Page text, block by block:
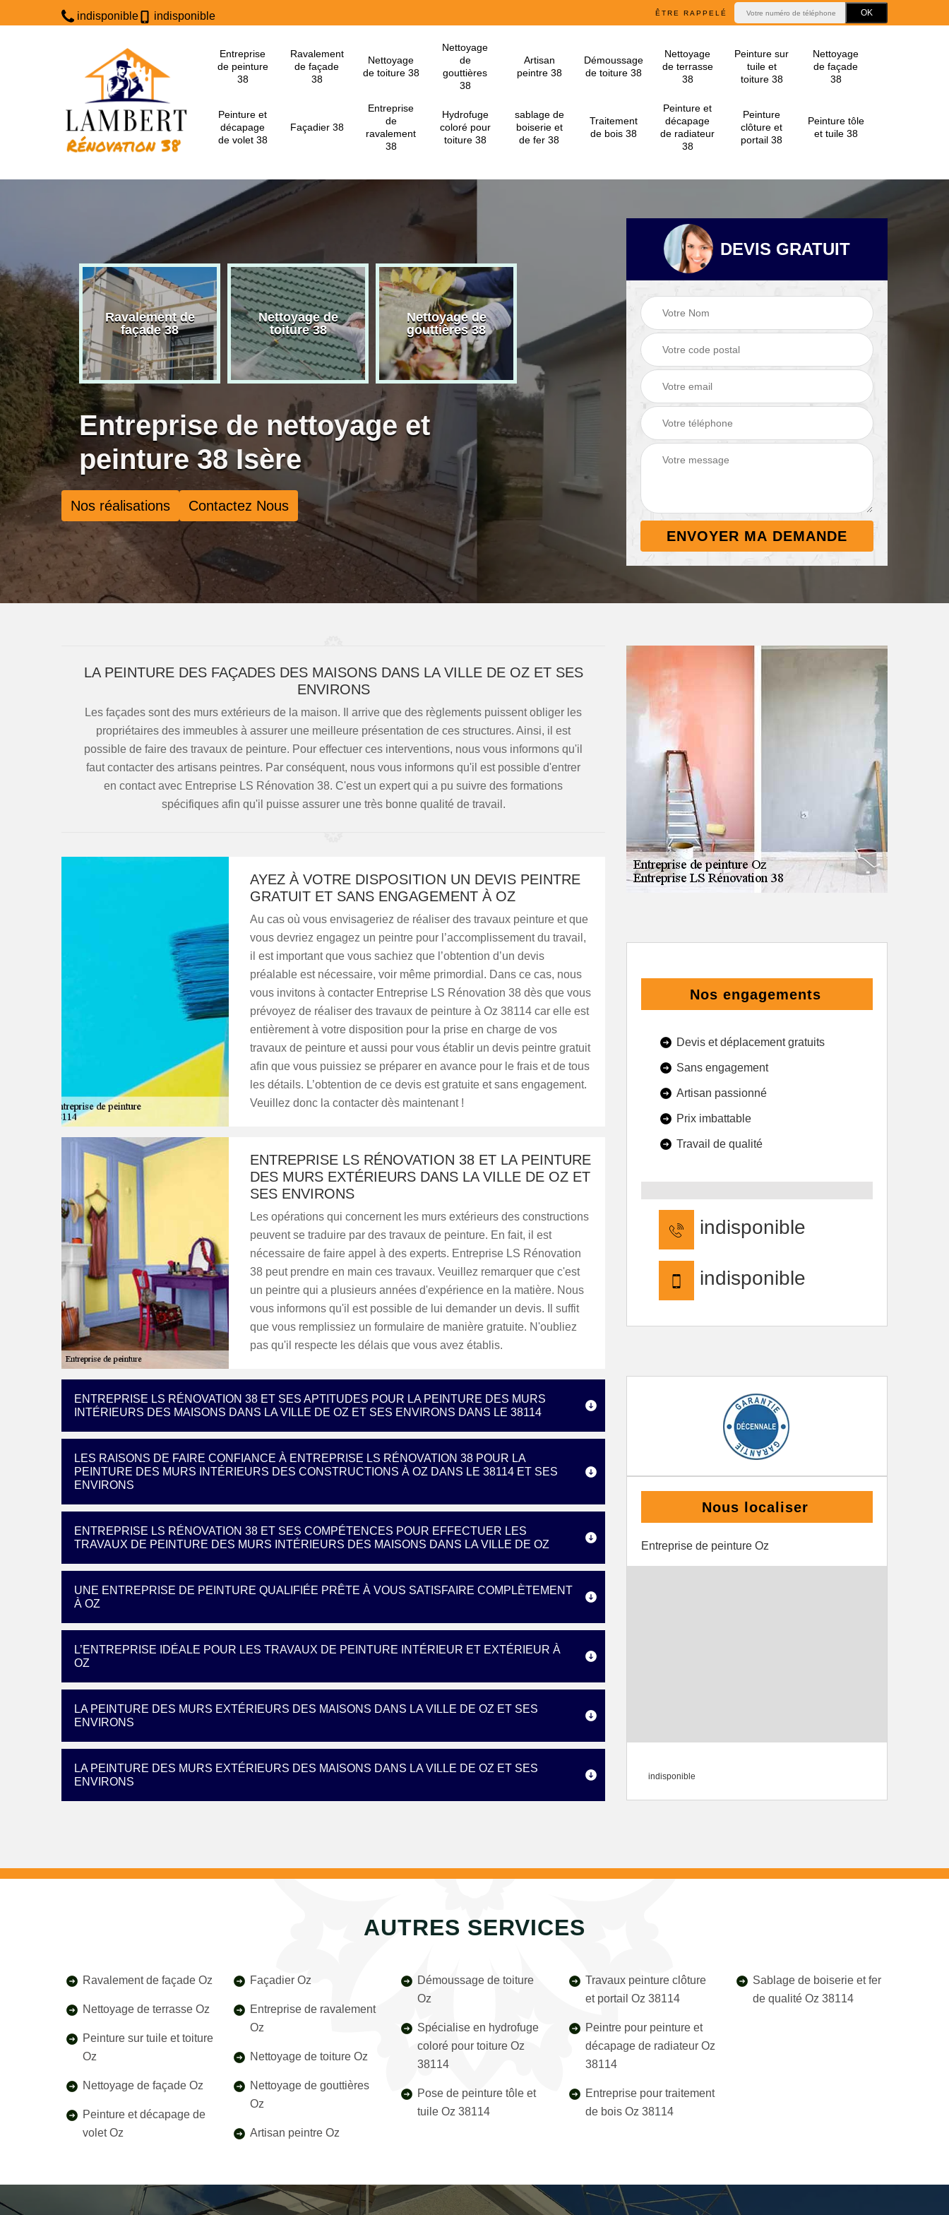
indisponible indisponible ÊTRE RAPPELÉ
Entreprise
de peinture
38
Ravalement
de façade
38
Nettoyage
de toiture 38
Nettoyage
de
gouttières
38
Artisan
peintre 38
Démoussage
de toiture 38
Nettoyage
de terrasse
38
Peinture sur
tuile et
toiture 38
Nettoyage
de façade
38
Peinture et
décapage
de volet 38
Façadier 38
Entreprise
de
ravalement
38
Hydrofuge
coloré pour
toiture 38
sablage de
boiserie et
de fer 38
Traitement
de bois 38
Peinture et
décapage
de radiateur
38
Peinture
clôture et
portail 38
Peinture tôle
et tuile 38
de
38
Ravalement de
façade 38
Nettoyage de
toiture 38
Nettoyage de
gouttières 38
Artisan peintre 38
Démoussage de
toiture 38
Nettoyage de
terrasse 38
Entreprise de nettoyage et
peinture 38 Isère
Nos réalisations Contactez Nous
DEVIS GRATUIT
LA PEINTURE DES FAÇADES DES MAISONS DANS LA VILLE DE OZ ET SES
ENVIRONS
Les façades sont des murs extérieurs de la maison. Il arrive que des règlements puissent obliger les
propriétaires des immeubles à assurer une meilleure présentation de ces structures. Ainsi, il est
possible de faire des travaux de peinture. Pour effectuer ces interventions, nous vous informons qu'il
faut contacter des artisans peintres. Par conséquent, nous vous informons qu'il est possible d'entrer
en contact avec Entreprise LS Rénovation 38. C'est un expert qui a pu suivre des formations
spécifiques afin qu'il puisse assurer une très bonne qualité de travail.
AYEZ À VOTRE DISPOSITION UN DEVIS PEINTRE
GRATUIT ET SANS ENGAGEMENT À OZ
Au cas où vous envisageriez de réaliser des travaux peinture et que
vous devriez engagez un peintre pour l’accomplissement du travail,
il est important que vous sachiez que l’obtention d’un devis
préalable est nécessaire, voir même primordial. Dans ce cas, nous
vous invitons à contacter Entreprise LS Rénovation 38 dès que vous
prévoyez de réaliser des travaux de peinture à Oz 38114 car elle est
entièrement à votre disposition pour la prise en charge de vos
travaux de peinture et aussi pour vous établir un devis peintre gratuit
afin que vous puissiez se préparer en avance pour le frais et de tous
les détails. L’obtention de ce devis est gratuite et sans engagement.
Veuillez donc la contacter dès maintenant !
ENTREPRISE LS RÉNOVATION 38 ET LA PEINTURE
DES MURS EXTÉRIEURS DANS LA VILLE DE OZ ET
SES ENVIRONS
Les opérations qui concernent les murs extérieurs des constructions
peuvent se traduire par des travaux de peinture. En fait, il est
nécessaire de faire appel à des experts. Entreprise LS Rénovation
38 peut prendre en main ces travaux. Veuillez remarquer que c'est
un peintre qui a plusieurs années d'expérience en la matière. Nous
vous informons qu'il est possible de lui demander un devis. Il suffit
que vous remplissiez un formulaire de manière gratuite. N'oubliez
pas qu'il respecte les délais que vous avez établis.
ENTREPRISE LS RÉNOVATION 38 ET SES APTITUDES POUR LA PEINTURE DES MURS
INTÉRIEURS DES MAISONS DANS LA VILLE DE OZ ET SES ENVIRONS DANS LE 38114
LES RAISONS DE FAIRE CONFIANCE À ENTREPRISE LS RÉNOVATION 38 POUR LA
PEINTURE DES MURS INTÉRIEURS DES CONSTRUCTIONS À OZ DANS LE 38114 ET SES
ENVIRONS
ENTREPRISE LS RÉNOVATION 38 ET SES COMPÉTENCES POUR EFFECTUER LES
TRAVAUX DE PEINTURE DES MURS INTÉRIEURS DES MAISONS DANS LA VILLE DE OZ
UNE ENTREPRISE DE PEINTURE QUALIFIÉE PRÊTE À VOUS SATISFAIRE COMPLÈTEMENT
À OZ
L’ENTREPRISE IDÉALE POUR LES TRAVAUX DE PEINTURE INTÉRIEUR ET EXTÉRIEUR À
OZ
LA PEINTURE DES MURS EXTÉRIEURS DES MAISONS DANS LA VILLE DE OZ ET SES
ENVIRONS
LA PEINTURE DES MURS EXTÉRIEURS DES MAISONS DANS LA VILLE DE OZ ET SES
ENVIRONS
Nos engagements
Devis et déplacement gratuits
Sans engagement
Artisan passionné
Prix imbattable
Travail de qualité
indisponible
indisponible
Nous localiser
Entreprise de peinture Oz
indisponible
AUTRES SERVICES
Ravalement de façade Oz
Nettoyage de terrasse Oz
Peinture sur tuile et toiture
Oz
Nettoyage de façade Oz
Peinture et décapage de
volet Oz
Façadier Oz
Entreprise de ravalement
Oz
Nettoyage de toiture Oz
Nettoyage de gouttières
Oz
Artisan peintre Oz
Démoussage de toiture
Oz
Spécialise en hydrofuge
coloré pour toiture Oz
38114
Pose de peinture tôle et
tuile Oz 38114
Travaux peinture clôture
et portail Oz 38114
Peintre pour peinture et
décapage de radiateur Oz
38114
Entreprise pour traitement
de bois Oz 38114
Sablage de boiserie et fer
de qualité Oz 38114